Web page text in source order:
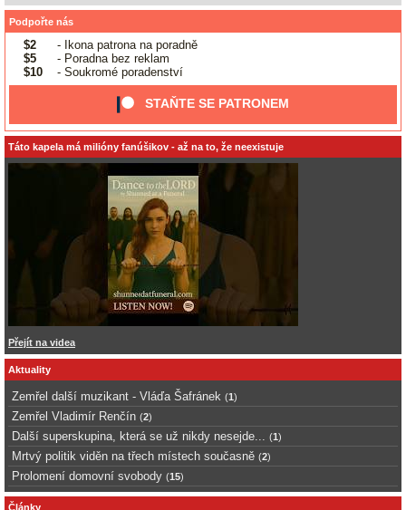
Podpořte nás
$2
- Ikona patrona na poradně
$5
- Poradna bez reklam
$10
- Soukromé poradenství
STAŇTE SE PATRONEM
Táto kapela má milióny fanúšikov - až na to, že neexistuje
Přejít na videa
Aktuality
Zemřel další muzikant - Vláďa Šafránek (1)
Zemřel Vladimír Renčín (2)
Další superskupina, která se už nikdy nesejde... (1)
Mrtvý politik viděn na třech místech současně (2)
Prolomení domovní svobody (15)
Články